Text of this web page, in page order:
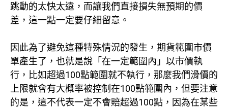
跳動的太快太遠，而讓我們直接損失無預期的價
差，這一點一定要仔細留意。
因此為了避免這種特殊情況的發生，期貨範圍市價
單產生了，也就是說「在一定範圍內」以市價執
行，比如超過100點範圍就不執行，那麼我們滑價的
上限就會有大概率被控制在100點範圍內，但要注意
的是，這不代表一定不會賠超過100點，因為在某些